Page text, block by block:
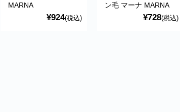
MARNA
¥924(税込)
ン毛 マーナ MARNA
¥728(税込)